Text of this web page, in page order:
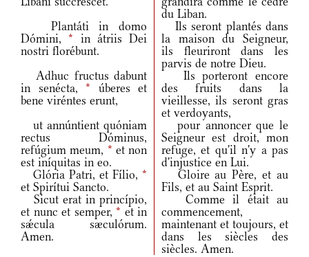
du Liban.
Plantáti in domo
Dómini,* in átriis Dei
nostri florébunt.
Ils seront plantés dans
la maison du Seigneur,
ils fleuriront dans les
parvis de notre Dieu.
Adhuc fructus dabunt
in senécta, * úberes et
bene viréntes erunt,
Ils porteront encore
des fruits dans la
vieillesse, ils seront gras
et verdoyants,
ut annúntient quóniam
rectus Dóminus,
refúgium meum, * et non
est iníquitas in eo.
pour annoncer que le
Seigneur est droit, mon
refuge, et qu'il n'y a pas
d'injustice en Lui.
Glória Patri, et Fílio, *
et Spirítui Sancto.
Gloire au Père, et au
Fils, et au Saint Esprit.
Sicut erat in princípio,
et nunc et semper, * et in
sǽcula sæculórum.
Amen.
Comme il était au
commencement,
maintenant et toujours, et
dans les siècles des
siècles. Amen.